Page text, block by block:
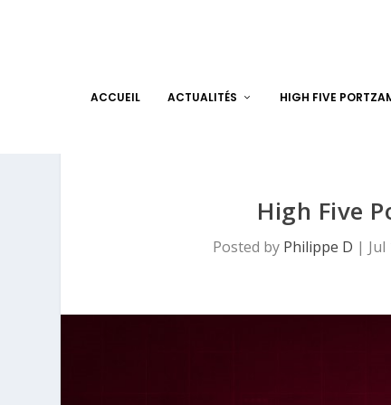
ACCUEIL ACTUALITÉS HIGH FIVE
High Five
Posted by Philippe D | Jul